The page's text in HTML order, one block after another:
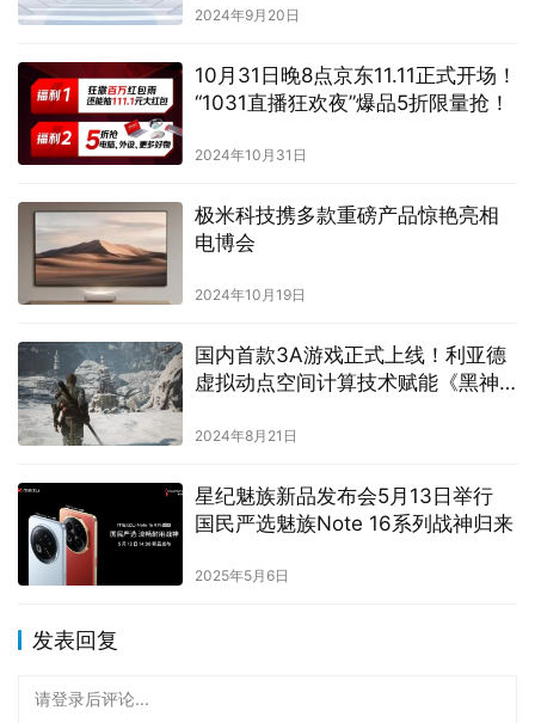
2024年9月20日
10月31日晚8点京东11.11正式开场！
“1031直播狂欢夜”爆品5折限量抢！
2024年10月31日
极米科技携多款重磅产品惊艳亮相
电博会
2024年10月19日
国内首款3A游戏正式上线！利亚德
虚拟动点空间计算技术赋能《黑神
2024年8月21日
星纪魅族新品发布会5月13日举行
国民严选魅族Note 16系列战神归来
2025年5月6日
发表回复
请登录后评论...